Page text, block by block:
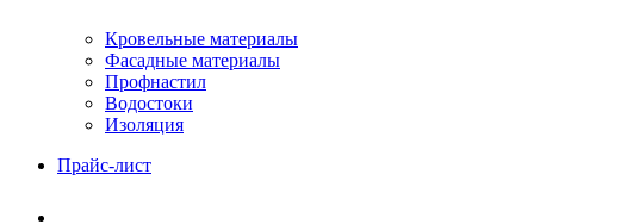
Кровельные материалы
Фасадные материалы
Профнастил
Водостоки
Изоляция
Прайс-лист